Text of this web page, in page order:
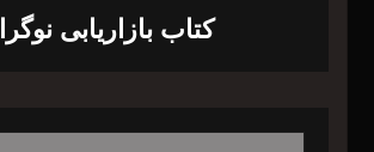
کتاب بازاریابی نوگرا